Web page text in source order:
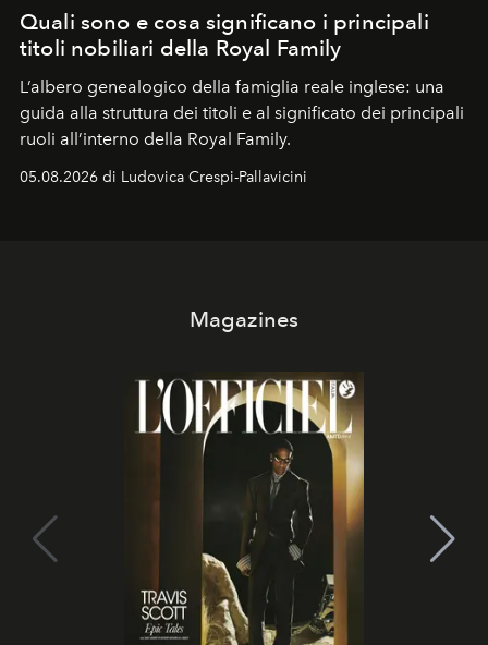
Quali sono e cosa significano i principali
titoli nobiliari della Royal Family
L’albero genealogico della famiglia reale inglese: una
guida alla struttura dei titoli e al significato dei principali
ruoli all’interno della Royal Family.
05.08.2026 di Ludovica Crespi-Pallavicini
Magazines